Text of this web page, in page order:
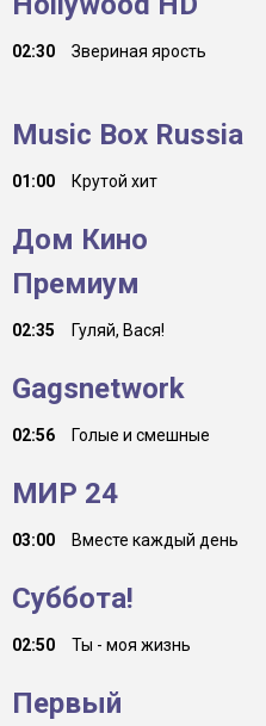
02:30 Звериная ярость
Music Box Russia
01:00 Крутой хит
Дом Кино
Премиум
02:35 Гуляй, Вася!
Gagsnetwork
02:56 Голые и смешные
МИР 24
03:00 Вместе каждый день
Суббота!
02:50 Ты - моя жизнь
Первый